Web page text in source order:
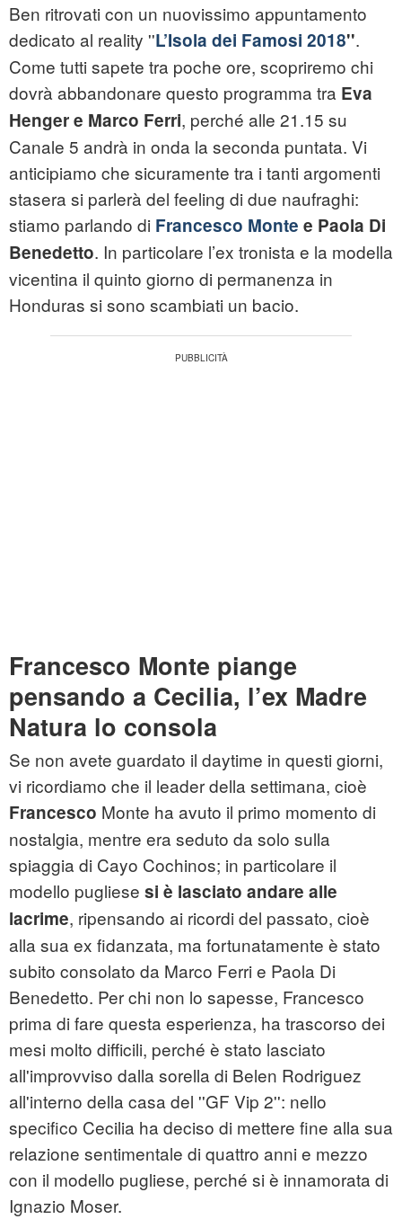
Ben ritrovati con un nuovissimo appuntamento
dedicato al reality ''L’Isola dei Famosi 2018''.
Come tutti sapete tra poche ore, scopriremo chi
dovrà abbandonare questo programma tra Eva
Henger e Marco Ferri, perché alle 21.15 su
Canale 5 andrà in onda la seconda puntata. Vi
anticipiamo che sicuramente tra i tanti argomenti
stasera si parlerà del feeling di due naufraghi:
stiamo parlando di Francesco Monte e Paola Di
Benedetto. In particolare l’ex tronista e la modella
vicentina il quinto giorno di permanenza in
Honduras si sono scambiati un bacio.
Francesco Monte piange
pensando a Cecilia, l’ex Madre
Natura lo consola
Se non avete guardato il daytime in questi giorni,
vi ricordiamo che il leader della settimana, cioè
Francesco Monte ha avuto il primo momento di
nostalgia, mentre era seduto da solo sulla
spiaggia di Cayo Cochinos; in particolare il
modello pugliese si è lasciato andare alle
lacrime, ripensando ai ricordi del passato, cioè
alla sua ex fidanzata, ma fortunatamente è stato
subito consolato da Marco Ferri e Paola Di
Benedetto. Per chi non lo sapesse, Francesco
prima di fare questa esperienza, ha trascorso dei
mesi molto difficili, perché è stato lasciato
all'improvviso dalla sorella di Belen Rodriguez
all'interno della casa del ''GF Vip 2'': nello
specifico Cecilia ha deciso di mettere fine alla sua
relazione sentimentale di quattro anni e mezzo
con il modello pugliese, perché si è innamorata di
Ignazio Moser.